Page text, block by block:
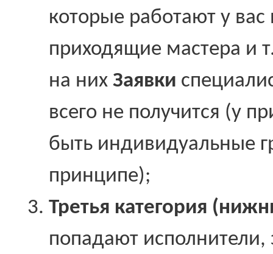
которые работают у
приходящие мастера и
на них Заявки
всего не получится (у
быть индивидуальные
принципе);
Третья категория
попадают